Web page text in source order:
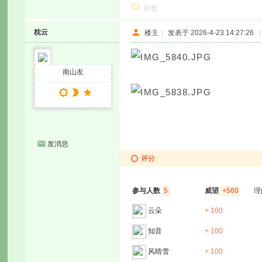
回复
枕云
南山友
发消息
楼主 | 发表于 2026-4-23 14:27:26 |
评分
参与人数 5 威望 +500 理
云朵 + 100
知音 + 100
风晴雪 + 100